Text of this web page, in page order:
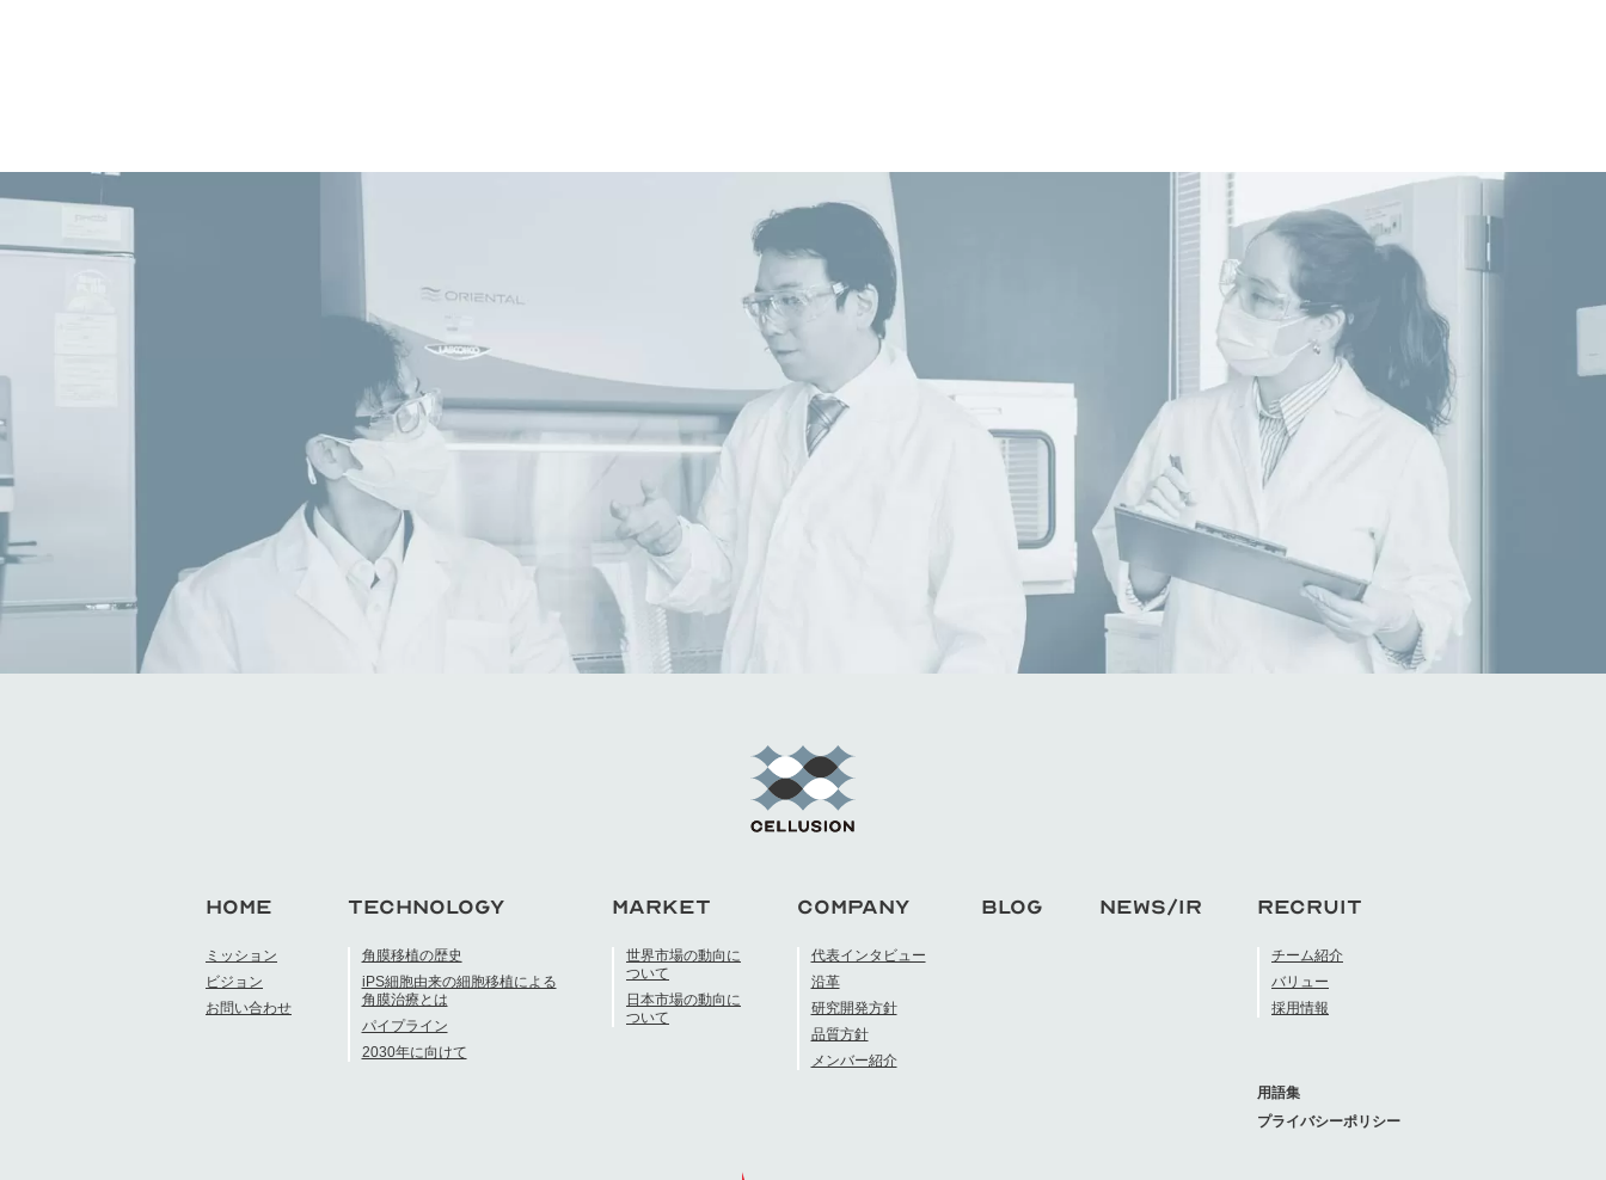
HOME
ミッション
ビジョン
お問い合わせ
TECHNOLOGY
角膜移植の歴史
iPS細胞由来の細胞移植による
角膜治療とは
パイプライン
2030年に向けて
MARKET
世界市場の動向に
ついて
日本市場の動向に
ついて
COMPANY
代表インタビュー
沿革
研究開発方針
品質方針
メンバー紹介
BLOG NEWS/IR RECRUIT
チーム紹介
バリュー
採用情報
用語集
プライバシーポリシー